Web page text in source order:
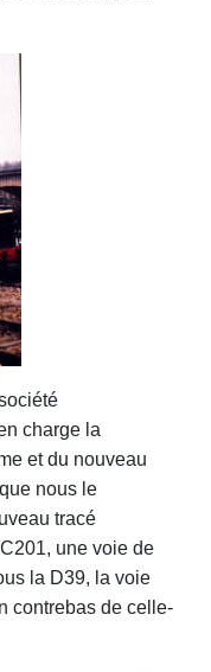
charge la
et du nouveau
nous le
tracé
une voie de
la D39, la voie
contrebas de celle-